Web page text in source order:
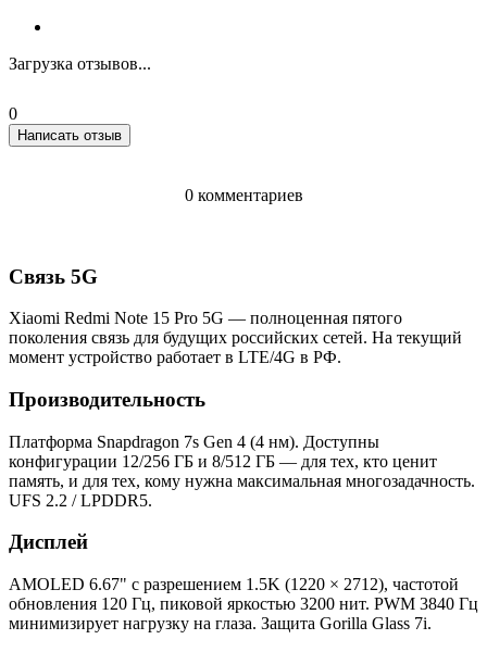
Загрузка отзывов...
0
Написать отзыв
0 комментариев
Связь 5G
Xiaomi Redmi Note 15 Pro 5G — полноценная пятого
поколения связь для будущих российских сетей. На текущий
момент устройство работает в LTE/4G в РФ.
Производительность
Платформа Snapdragon 7s Gen 4 (4 нм). Доступны
конфигурации 12/256 ГБ и 8/512 ГБ — для тех, кто ценит
память, и для тех, кому нужна максимальная многозадачность.
UFS 2.2 / LPDDR5.
Дисплей
AMOLED 6.67" с разрешением 1.5K (1220 × 2712), частотой
обновления 120 Гц, пиковой яркостью 3200 нит. PWM 3840 Гц
минимизирует нагрузку на глаза. Защита Gorilla Glass 7i.